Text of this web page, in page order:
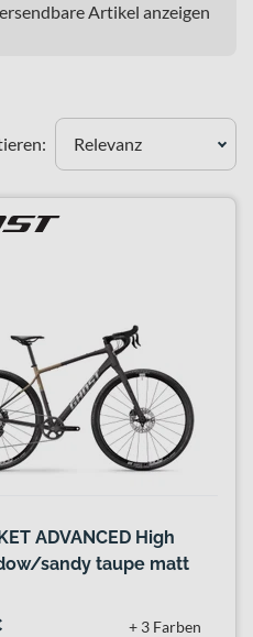
Artikel anzeigen
Relevanz
ADVANCED High
sandy taupe matt
+ 3 Farben